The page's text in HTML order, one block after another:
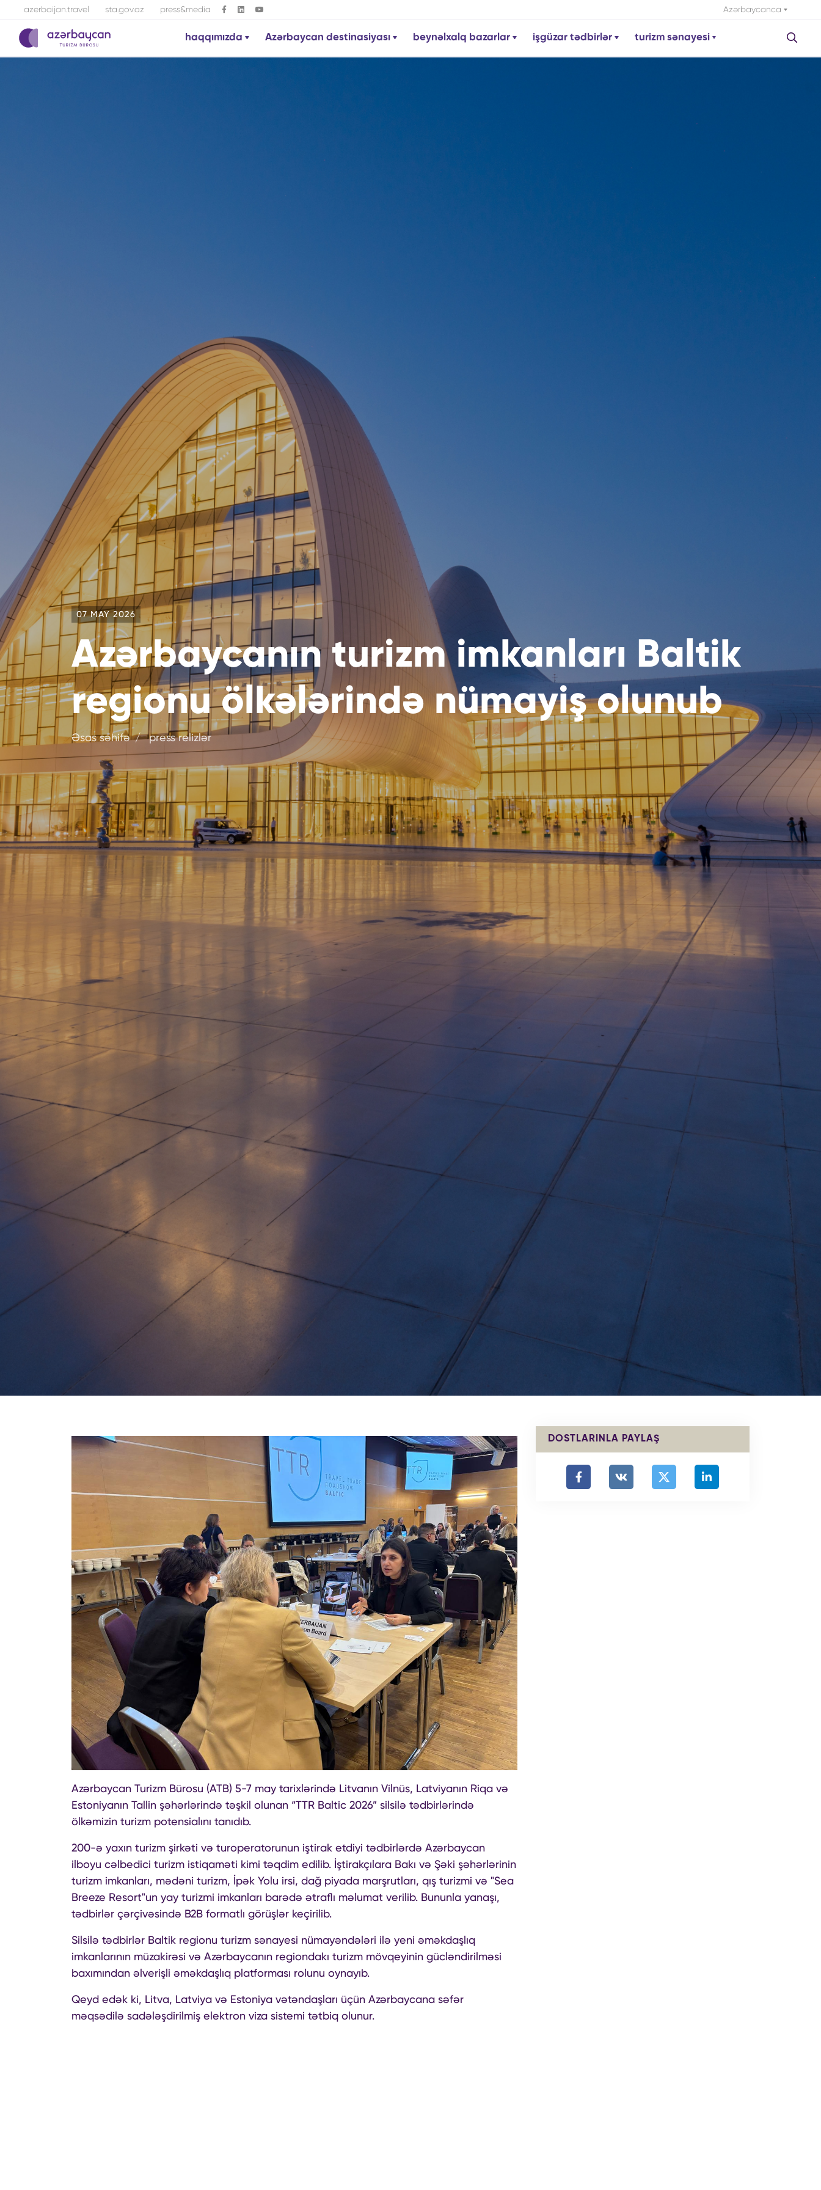
azerbaijan.travel sta.gov.az press&media Azərbaycanca
haqqımızda Azərbaycan destinasiyası beynəlxalq bazarlar işgüzar tədbirlər turizm sənayesi
07 MAY 2026
Azərbaycanın turizm imkanları Baltik
regionu ölkələrində nümayiş olunub
Əsas səhifə press relizlər
Azərbaycan Turizm Bürosu (ATB) 5-7 may tarixlərində Litvanın Vilnüs, Latviyanın Riqa və
Estoniyanın Tallin şəhərlərində təşkil olunan “TTR Baltic 2026” silsilə tədbirlərində
ölkəmizin turizm potensialını tanıdıb.
200-ə yaxın turizm şirkəti və turoperatorunun iştirak etdiyi tədbirlərdə Azərbaycan
ilboyu cəlbedici turizm istiqaməti kimi təqdim edilib. İştirakçılara Bakı və Şəki şəhərlərinin
turizm imkanları, mədəni turizm, İpək Yolu irsi, dağ piyada marşrutları, qış turizmi və "Sea
Breeze Resort"un yay turizmi imkanları barədə ətraflı məlumat verilib. Bununla yanaşı,
tədbirlər çərçivəsində B2B formatlı görüşlər keçirilib.
Silsilə tədbirlər Baltik regionu turizm sənayesi nümayəndələri ilə yeni əməkdaşlıq
imkanlarının müzakirəsi və Azərbaycanın regiondakı turizm mövqeyinin gücləndirilməsi
baxımından əlverişli əməkdaşlıq platforması rolunu oynayıb.
Qeyd edək ki, Litva, Latviya və Estoniya vətəndaşları üçün Azərbaycana səfər
məqsədilə sadələşdirilmiş elektron viza sistemi tətbiq olunur.
DOSTLARINLA PAYLAŞ